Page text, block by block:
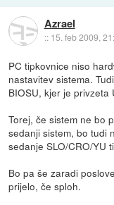
Azrael
:: 15. feb 2009,
PC tipkovnice niso
nastavitev sistema.
BIOSU, kjer je privzeta
Torej, če sistem ne bo
sedanji sistem, bo tudi
sedanje SLO/CRO/YU
Bo pa še zaradi
prijelo, če sploh.